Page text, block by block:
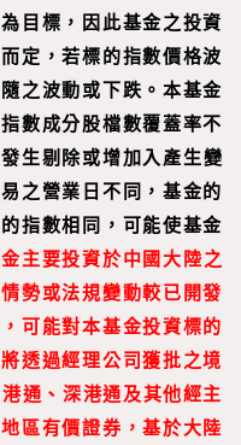
目標，因此基金之投資
定，若標的指數價格波
之波動或下跌。本基金
數成分股檔數覆蓋率不
生剔除或增加入產生變
之營業日不同，基金的
指數相同，可能使基金
主要投資於中國大陸之
勢或法規變動較已開發
可能對本基金投資標的
透過經理公司獲批之境
通、深港通及其他經主
區有價證券，基於大陸